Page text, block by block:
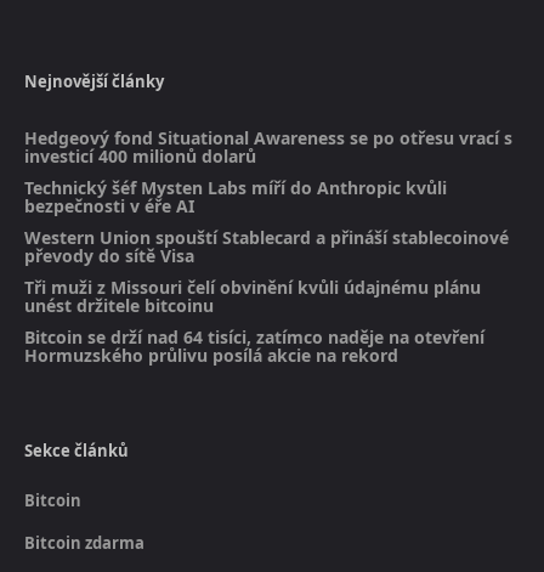
Nejnovější články
Hedgeový fond Situational Awareness se po otřesu vrací s
investicí 400 milionů dolarů
Technický šéf Mysten Labs míří do Anthropic kvůli
bezpečnosti v éře AI
Western Union spouští Stablecard a přináší stablecoinové
převody do sítě Visa
Tři muži z Missouri čelí obvinění kvůli údajnému plánu
unést držitele bitcoinu
Bitcoin se drží nad 64 tisíci, zatímco naděje na otevření
Hormuzského průlivu posílá akcie na rekord
Sekce článků
Bitcoin
Bitcoin zdarma